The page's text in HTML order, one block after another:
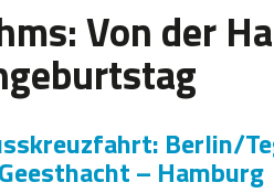
Von der
Berlin/
– Hamburg